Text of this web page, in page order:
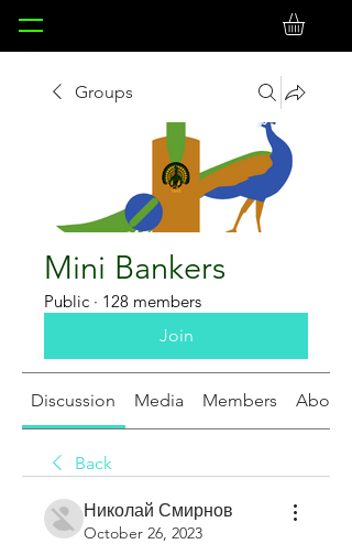
Groups
Mini Bankers
Public · 128 members
Join
Discussion Media Members About
Back
Николай Смирнов
October 26, 2023